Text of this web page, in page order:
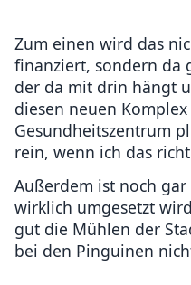
Zum einen wird das
finanziert, sondern da
der da mit drin hängt
diesen neuen
Gesundheitszentrum
rein, wenn ich das
Außerdem ist noch
wirklich umgesetzt
gut die Mühlen der
bei den Pinguinen